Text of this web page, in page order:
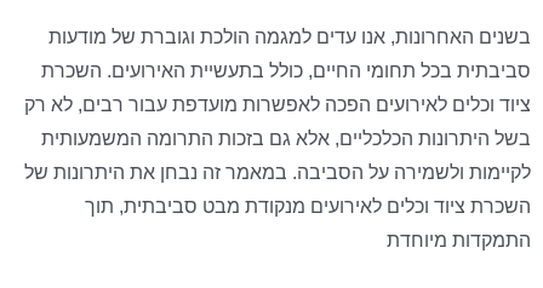
בשנים האחרונות, אנו עדים למגמה הולכת וגוברת של מודעות
סביבתית בכל תחומי החיים, כולל בתעשיית האירועים. השכרת
ציוד וכלים לאירועים הפכה לאפשרות מועדפת עבור רבים, לא רק
בשל היתרונות הכלכליים, אלא גם בזכות התרומה המשמעותית
לקיימות ולשמירה על הסביבה. במאמר זה נבחן את היתרונות של
השכרת ציוד וכלים לאירועים מנקודת מבט סביבתית, תוך
התמקדות מיוחדת